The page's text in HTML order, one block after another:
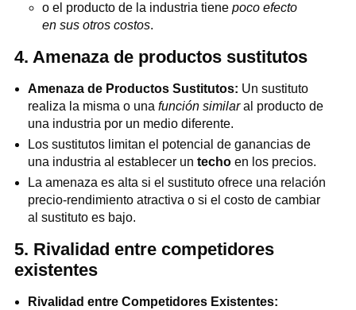
o el producto de la industria tiene poco efecto
en sus otros costos.
4. Amenaza de productos sustitutos
Amenaza de Productos Sustitutos: Un sustituto
realiza la misma o unafunción similaral producto de
una industria por un medio diferente.
Los sustitutos limitan el potencial de ganancias de
una industria al establecer untecho en los precios.
La amenaza es alta si el sustituto ofrece una relación
precio-rendimiento atractiva o si el costo de cambiar
al sustituto es bajo.
5. Rivalidad entre competidores
existentes
Rivalidad entre Competidores Existentes: